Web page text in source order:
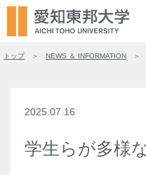
トップ NEWS ＆ INFORMATION
2025.07.16
学生らが多様